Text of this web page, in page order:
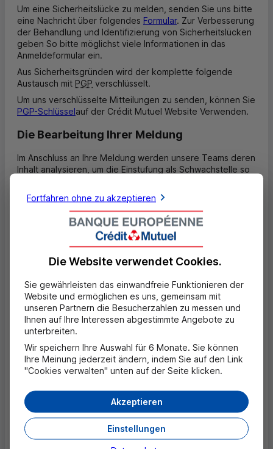
Um eine Sicherheitslücke zu melden, senden Sie uns bitte
eine Nachricht über folgendes Formular. Zur Verbesserung
der Behandlung und Identifizierung von Sicherheitslücken
geben So bitte möglichst viele Informationen in das
Anmeldeformular ein.
Aus Sicherheitsgründen wird der komplette folgende
Austausch mit PGP verschlüsselt.
Um uns verschlüsselte Mitteilungen zu senden, können Sie
PGP-Schlüsselauf der Crédit Mutuel Website Verwenden.
Die Bearbeitung Ihrer Meldung
Im Anschluss an Ihre Meldung werden unsere Teams deren
Inhalt analysieren, um die Einstufung als Schwachstelle so
dann kontaktieren, wenn weitere Informationen
erforderlich sind.
Im Rahmen dieses Programms ist keine Belohnung
vorgesehen, auch wenn die Schwachstelle bekannt ist;
deren Lösung nicht veröffentlicht.
BECMentscheidet nach wie vor allein über die Einstufung
der Sicherheitslücke und die daraus resultierende
Risikokategorisierung. Bearbeitung und
Ermessen vonBECM .
Offenlegungsanforderungen
Wenn Sie
eine Sicherheitslücke melden, sind Sie
verpflichtet:
Geltende Gesetze einzuhalten;
Fortfahren ohne zu akzeptieren
Die Website verwendet Cookies.
Sie gewährleisten das einwandfreie Funktionieren der
Website und ermöglichen es uns, gemeinsam mit
unseren Partnern die Besucherzahlen zu messen und
Ihnen auf Ihre Interessen abgestimmte Angebote zu
unterbreiten.
Wir speichern Ihre Auswahl für 6 Monate. Sie können
Ihre Meinung jederzeit ändern, indem Sie auf den Link
"Cookies verwalten" unten auf der Seite klicken.
Akzeptieren
Einstellungen